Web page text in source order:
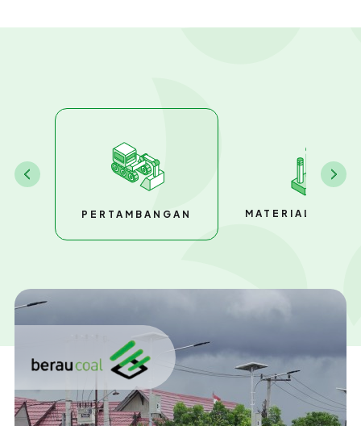
PERTAMBANGAN MATERIAL